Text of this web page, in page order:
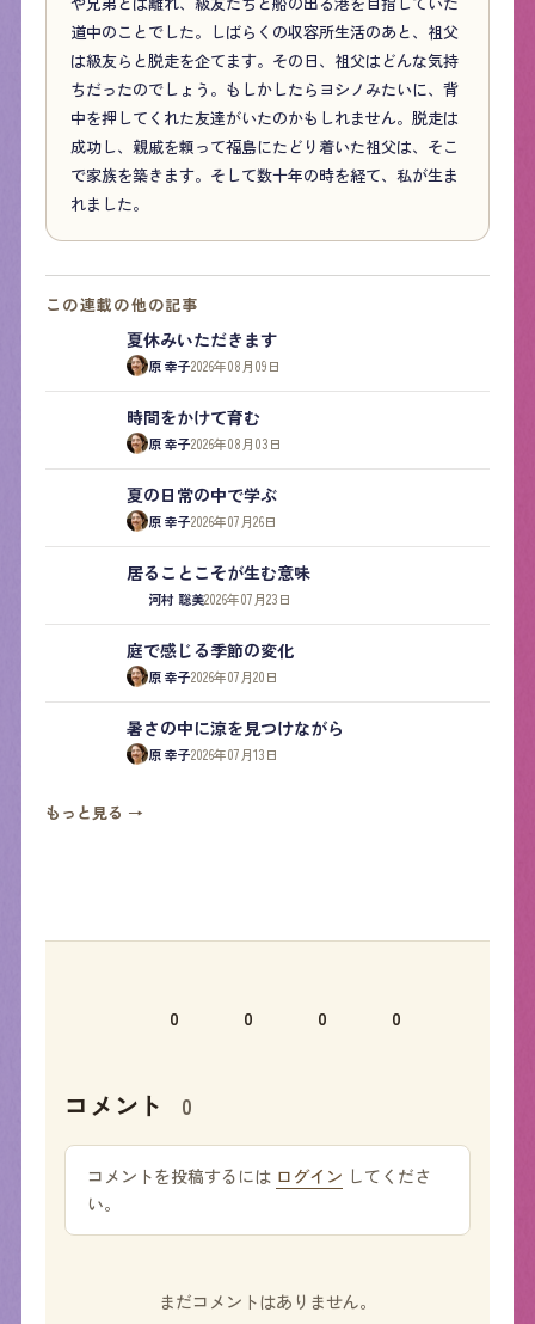
道中のことでした。しばらくの収容所生活のあと、祖父
は級友らと脱走を企てます。その日、祖父はどんな気持
ちだったのでしょう。もしかしたらヨシノみたいに、背
中を押してくれた友達がいたのかもしれません。脱走は
成功し、親戚を頼って福島にたどり着いた祖父は、そこ
で家族を築きます。そして数十年の時を経て、私が生ま
れました。
この連載の他の記事
夏休みいただきます
原 幸子2026年08月09日
時間をかけて育む
原 幸子2026年08月03日
夏の日常の中で学ぶ
原 幸子2026年07月26日
居ることこそが生む意味
河村 聡美2026年07月23日
庭で感じる季節の変化
原 幸子2026年07月20日
暑さの中に涼を見つけながら
原 幸子2026年07月13日
もっと見る →
0 0 0 0
コメント 0
コメントを投稿するには ログイン してくださ
い。
まだコメントはありません。